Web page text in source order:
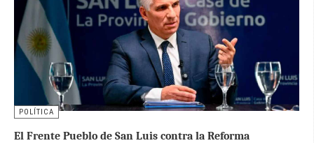
POLÍTICA
El Frente Pueblo de San Luis contra la Reforma